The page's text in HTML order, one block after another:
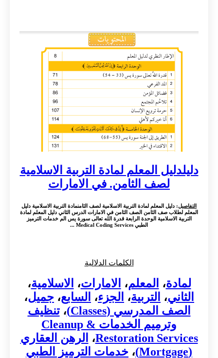
دليلدليل المعلم لمادة التربية الاسلامية
لصف الثامن. في الامارات
التفاصيل: دليل المعلم لمادة التربية الاسلامية لصف الثامنمادة التربية الاسلامية دليل
المعلم لطلاب صف الثامن الصف الثامن في الامارات الدرس الثاني دليل المعلم لمادة
التربية الاسلامية الوحدة الرابعة قدرة الله تعالى سورة يس الم خدمات الترميز
الطبي Medical Coding Services ...
الكلمات الدلالية
لمادة، المعلم، الامارات، الاسلامية،
الثاني، التربية، الجزء، السابع، جميل،
الصف المدرسي (Classes)
،تنظيف
وترميم الخدمات Cleanup &
Restoration Services،
الرهن العقاري
(Mortgage)
، خدمات الترميز الطبي